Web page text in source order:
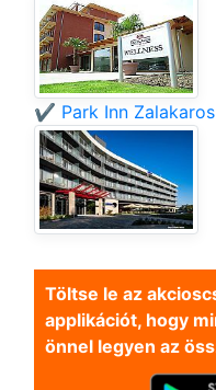
✔️ Park Inn
Töltse le az
applikációt, hogy
önnel legyen az